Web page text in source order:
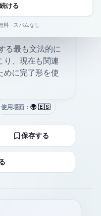
る最も文法的に
り、現在も関連
めに完了形を使
使用場面：🌍 🇪🇸
保存する
ける
料 · スパムなし